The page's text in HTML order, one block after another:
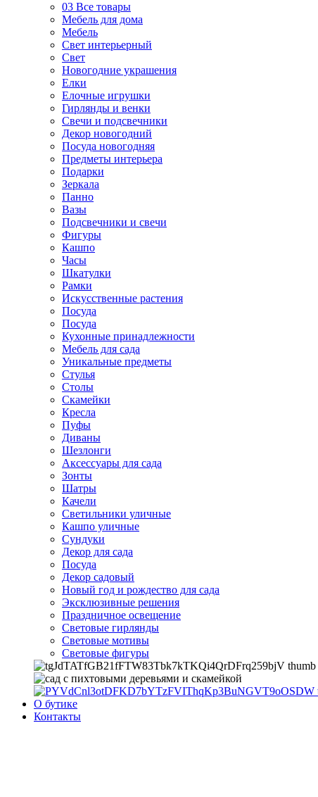
03 Все товары
Мебель для дома
Мебель
Свет интерьерный
Свет
Новогодние украшения
Елки
Елочные игрушки
Гирлянды и венки
Свечи и подсвечники
Декор новогодний
Посуда новогодняя
Предметы интерьера
Подарки
Зеркала
Панно
Вазы
Подсвечники и свечи
Фигуры
Кашпо
Часы
Шкатулки
Рамки
Искусственные растения
Посуда
Посуда
Кухонные принадлежности
Мебель для сада
Уникальные предметы
Стулья
Столы
Скамейки
Кресла
Пуфы
Диваны
Шезлонги
Аксессуары для сада
Зонты
Шатры
Качели
Cветильники уличные
Кашпо уличные
Сундуки
Декор для сада
Посуда
Декор садовый
Новый год и рождество для сада
Эксклюзивные решения
Праздничное освещение
Световые гирлянды
Световые мотивы
Световые фигуры
О бутике
Контакты